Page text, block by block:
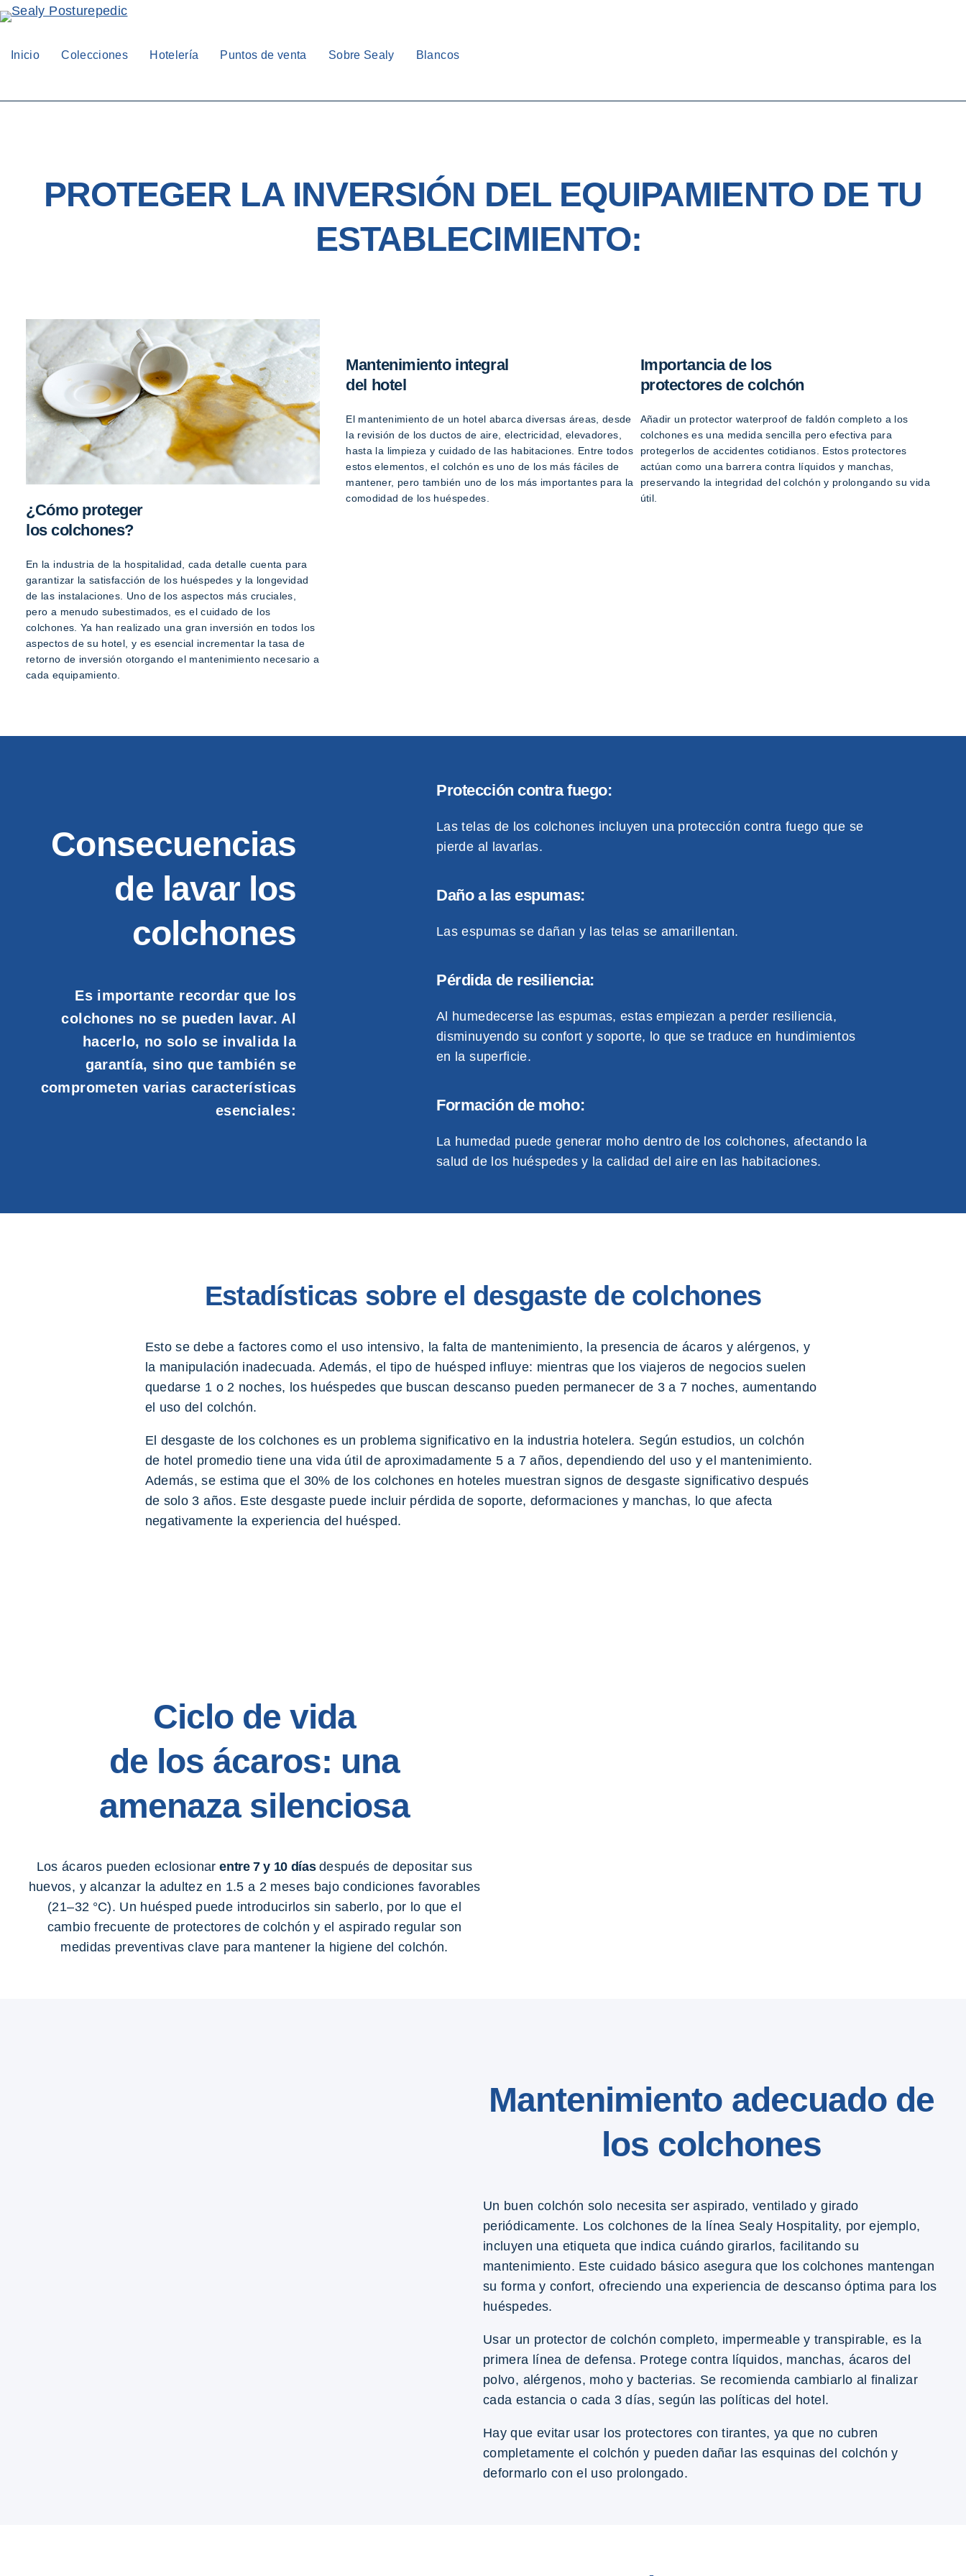
Inicio Colecciones Hotelería Puntos de venta Sobre Sealy Blancos
PROTEGER LA INVERSIÓN DEL EQUIPAMIENTO DE TU
ESTABLECIMIENTO:
¿Cómo proteger
los colchones?
En la industria de la hospitalidad, cada detalle cuenta para
garantizar la satisfacción de los huéspedes y la longevidad
de las instalaciones. Uno de los aspectos más cruciales,
pero a menudo subestimados, es el cuidado de los
colchones. Ya han realizado una gran inversión en todos los
aspectos de su hotel, y es esencial incrementar la tasa de
retorno de inversión otorgando el mantenimiento necesario a
cada equipamiento.
Mantenimiento integral
del hotel
El mantenimiento de un hotel abarca diversas áreas, desde
la revisión de los ductos de aire, electricidad, elevadores,
hasta la limpieza y cuidado de las habitaciones. Entre todos
estos elementos, el colchón es uno de los más fáciles de
mantener, pero también uno de los más importantes para la
comodidad de los huéspedes.
Importancia de los
protectores de colchón
Añadir un protector waterproof de faldón completo a los
colchones es una medida sencilla pero efectiva para
protegerlos de accidentes cotidianos. Estos protectores
actúan como una barrera contra líquidos y manchas,
preservando la integridad del colchón y prolongando su vida
útil.
Consecuencias
de lavar los
colchones
Es importante recordar que los
colchones no se pueden lavar. Al
hacerlo, no solo se invalida la
garantía, sino que también se
comprometen varias características
esenciales:
Protección contra fuego:
Las telas de los colchones incluyen una protección contra fuego que se
pierde al lavarlas.
Daño a las espumas:
Las espumas se dañan y las telas se amarillentan.
Pérdida de resiliencia:
Al humedecerse las espumas, estas empiezan a perder resiliencia,
disminuyendo su confort y soporte, lo que se traduce en hundimientos
en la superficie.
Formación de moho:
La humedad puede generar moho dentro de los colchones, afectando la
salud de los huéspedes y la calidad del aire en las habitaciones.
Estadísticas sobre el desgaste de colchones
Esto se debe a factores como el uso intensivo, la falta de mantenimiento, la presencia de ácaros y alérgenos, y
la manipulación inadecuada. Además, el tipo de huésped influye: mientras que los viajeros de negocios suelen
quedarse 1 o 2 noches, los huéspedes que buscan descanso pueden permanecer de 3 a 7 noches, aumentando
el uso del colchón.
El desgaste de los colchones es un problema significativo en la industria hotelera. Según estudios, un colchón
de hotel promedio tiene una vida útil de aproximadamente 5 a 7 años, dependiendo del uso y el mantenimiento.
Además, se estima que el 30% de los colchones en hoteles muestran signos de desgaste significativo después
de solo 3 años. Este desgaste puede incluir pérdida de soporte, deformaciones y manchas, lo que afecta
negativamente la experiencia del huésped.
Ciclo de vida
de los ácaros: una
amenaza silenciosa
Los ácaros pueden eclosionar entre 7 y 10 días después de depositar sus
huevos, y alcanzar la adultez en 1.5 a 2 meses bajo condiciones favorables
(21–32 °C). Un huésped puede introducirlos sin saberlo, por lo que el
cambio frecuente de protectores de colchón y el aspirado regular son
medidas preventivas clave para mantener la higiene del colchón.
Mantenimiento adecuado de
los colchones
Un buen colchón solo necesita ser aspirado, ventilado y girado
periódicamente. Los colchones de la línea Sealy Hospitality, por ejemplo,
incluyen una etiqueta que indica cuándo girarlos, facilitando su
mantenimiento. Este cuidado básico asegura que los colchones mantengan
su forma y confort, ofreciendo una experiencia de descanso óptima para los
huéspedes.
Usar un protector de colchón completo, impermeable y transpirable, es la
primera línea de defensa. Protege contra líquidos, manchas, ácaros del
polvo, alérgenos, moho y bacterias. Se recomienda cambiarlo al finalizar
cada estancia o cada 3 días, según las políticas del hotel.
Hay que evitar usar los protectores con tirantes, ya que no cubren
completamente el colchón y pueden dañar las esquinas del colchón y
deformarlo con el uso prolongado.